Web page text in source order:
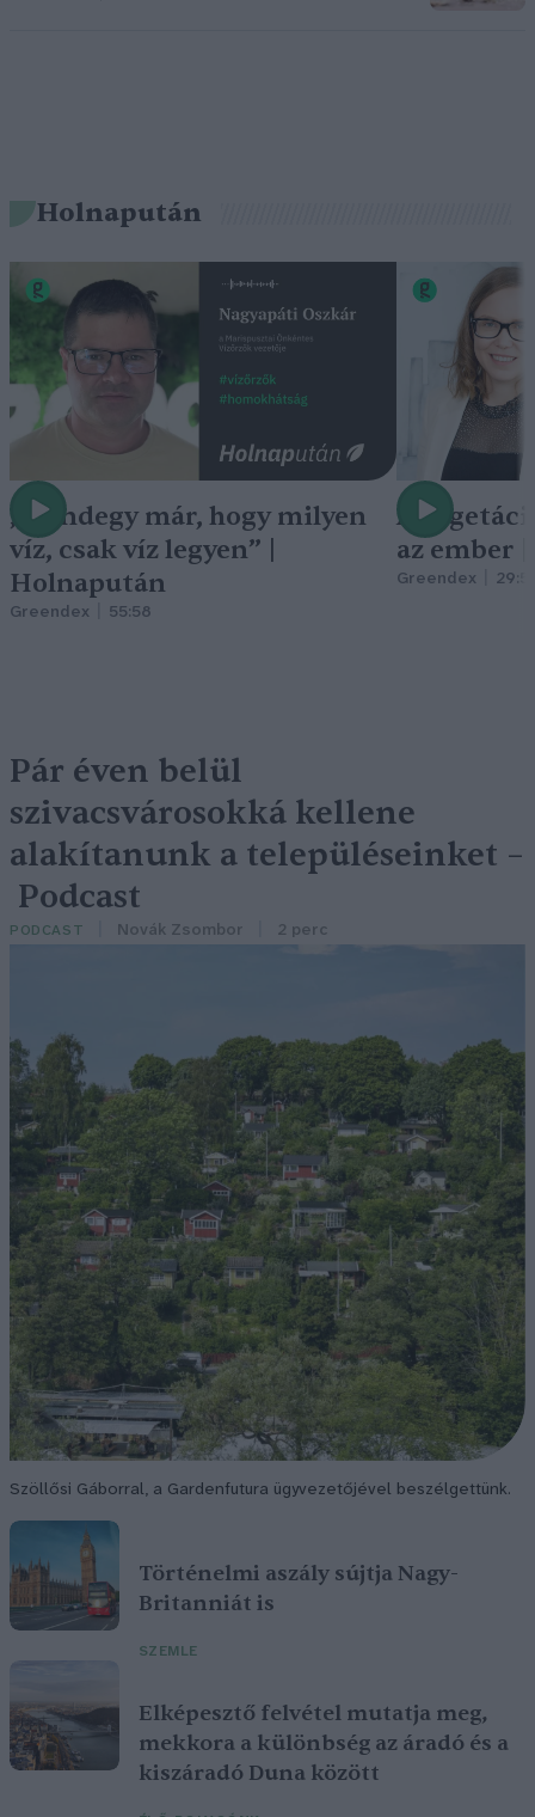
Holnapután
„Mindegy már, hogy milyen
víz, csak víz legyen” |
Holnapután
Greendex 55:58
A
az ember
Greendex
Pár éven belül
szivacsvárosokká kellene
alakítanunk a településeinket –
Podcast
PODCAST Novák Zsombor 2 perc
Szöllősi Gáborral, a Gardenfutura ügyvezetőjével beszélgettünk.
Történelmi aszály sújtja Nagy-
Britanniát is
SZEMLE
Elképesztő felvétel mutatja meg,
mekkora a különbség az áradó és a
kiszáradó Duna között